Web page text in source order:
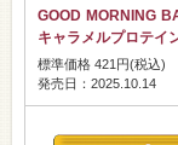
GOOD MORNING
キャラメルプロテイ
標準価格 421円(税込)
発売日：2025.10.14